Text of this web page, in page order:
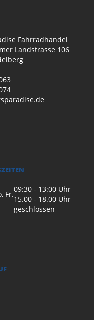
Fahrradhandel
Landstrasse 106
Fr.
09:30 - 13:00 Uhr
15.00 - 18.00 Uhr
geschlossen